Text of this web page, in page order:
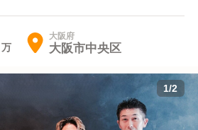
大阪府
大阪市中央区
1/2